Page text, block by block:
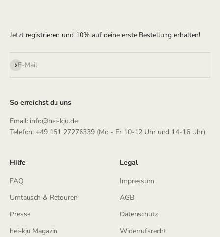
Jetzt registrieren und 10% auf deine erste Bestellung erhalten!
E-Mail
Abonnieren
So erreichst du uns
Email: info@hei-kju.de
Telefon: +49 151 27276339 (Mo - Fr 10-12 Uhr und 14-16 Uhr)
Hilfe
FAQ
Umtausch & Retouren
Presse
hei-kju Magazin
Legal
Impressum
AGB
Datenschutz
Widerrufsrecht